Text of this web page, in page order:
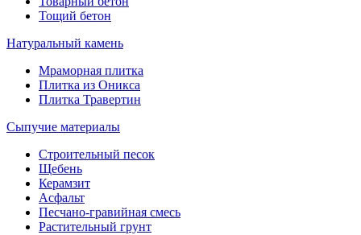
Тощий бетон
Натуральный камень
Мраморная плитка
Плитка из Оникса
Плитка Травертин
Сыпучие материалы
Строительный песок
Щебень
Керамзит
Асфальт
Песчано-гравийная смесь
Растительный грунт